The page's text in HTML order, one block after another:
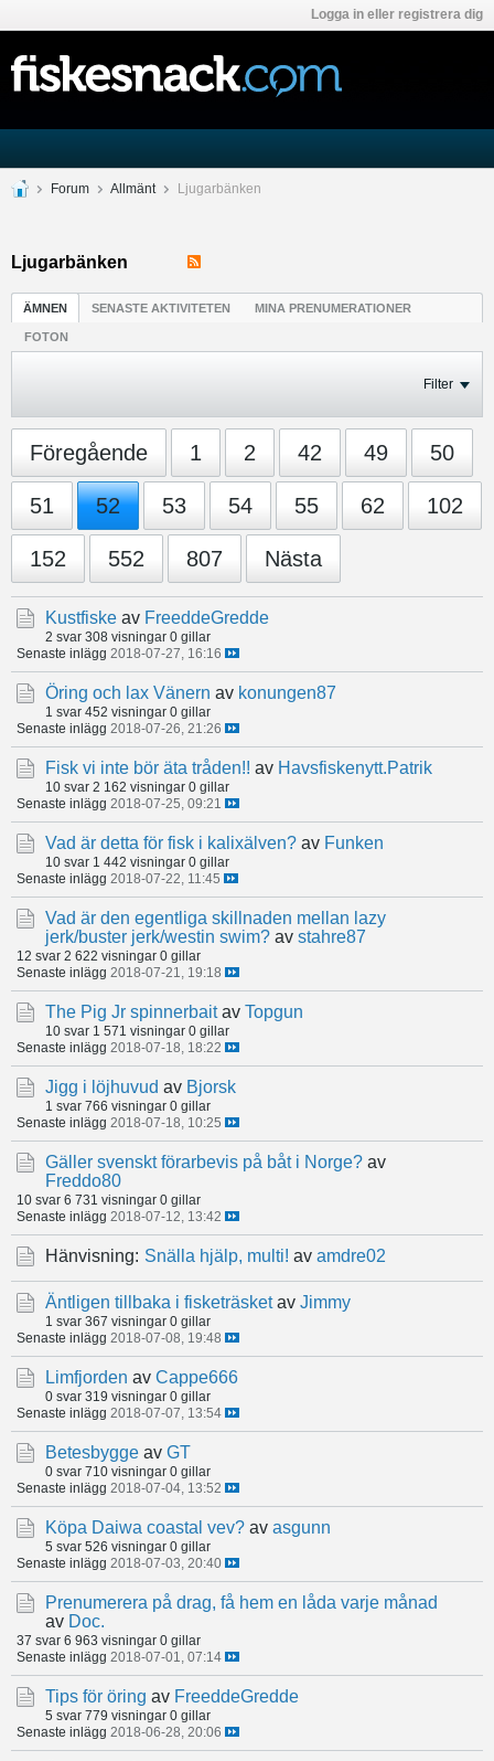
Logga in eller registrera dig
Forum Allmänt Ljugarbänken
Ljugarbänken
ÄMNEN SENASTE AKTIVITETEN MINA PRENUMERATIONER
FOTON
Filter
Föregående 1 2 42 49 50
51 52 53 54 55 62 102
152 552 807 Nästa
Kustfiske av FreeddeGredde
2 svar 308 visningar 0 gillar
Senaste inlägg 2018-07-27, 16:16
Öring och lax Vänern av konungen87
1 svar 452 visningar 0 gillar
Senaste inlägg 2018-07-26, 21:26
Fisk vi inte bör äta tråden!! av Havsfiskenytt.Patrik
10 svar 2 162 visningar 0 gillar
Senaste inlägg 2018-07-25, 09:21
Vad är detta för fisk i kalixälven? av Funken
10 svar 1 442 visningar 0 gillar
Senaste inlägg 2018-07-22, 11:45
Vad är den egentliga skillnaden mellan lazy
jerk/buster jerk/westin swim? av stahre87
12 svar 2 622 visningar 0 gillar
Senaste inlägg 2018-07-21, 19:18
The Pig Jr spinnerbait av Topgun
10 svar 1 571 visningar 0 gillar
Senaste inlägg 2018-07-18, 18:22
Jigg i löjhuvud av Bjorsk
1 svar 766 visningar 0 gillar
Senaste inlägg 2018-07-18, 10:25
Gäller svenskt förarbevis på båt i Norge? av
Freddo80
10 svar 6 731 visningar 0 gillar
Senaste inlägg 2018-07-12, 13:42
Hänvisning: Snälla hjälp, multi! av amdre02
Äntligen tillbaka i fisketräsket av Jimmy
1 svar 367 visningar 0 gillar
Senaste inlägg 2018-07-08, 19:48
Limfjorden av Cappe666
0 svar 319 visningar 0 gillar
Senaste inlägg 2018-07-07, 13:54
Betesbygge av GT
0 svar 710 visningar 0 gillar
Senaste inlägg 2018-07-04, 13:52
Köpa Daiwa coastal vev? av asgunn
5 svar 526 visningar 0 gillar
Senaste inlägg 2018-07-03, 20:40
Prenumerera på drag, få hem en låda varje månad
av Doc.
37 svar 6 963 visningar 0 gillar
Senaste inlägg 2018-07-01, 07:14
Tips för öring av FreeddeGredde
5 svar 779 visningar 0 gillar
Senaste inlägg 2018-06-28, 20:06